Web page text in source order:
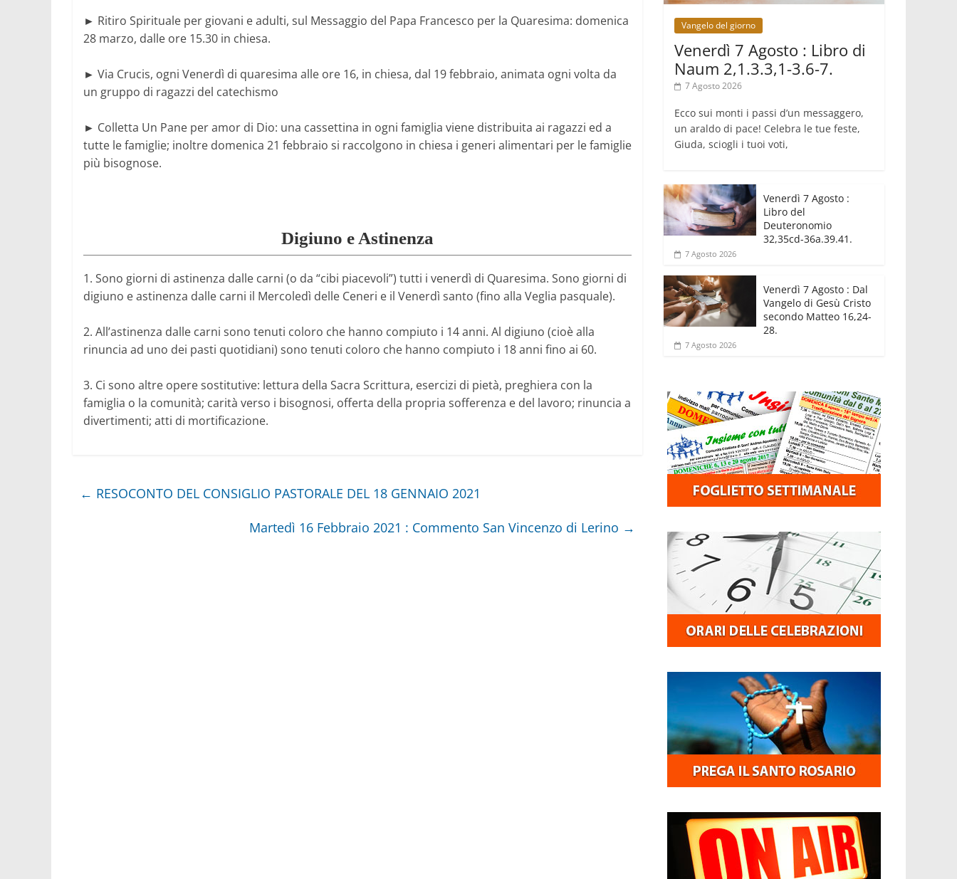
► Ritiro Spirituale per giovani e adulti, sul Messaggio del Papa Francesco per la Quaresima: domenica
28 marzo, dalle ore 15.30 in chiesa.
► Via Crucis, ogni Venerdì di quaresima alle ore 16, in chiesa, dal 19 febbraio, animata ogni volta da
un gruppo di ragazzi del catechismo
► Colletta Un Pane per amor di Dio: una cassettina in ogni famiglia viene distribuita ai ragazzi ed a
tutte le famiglie; inoltre domenica 21 febbraio si raccolgono in chiesa i generi alimentari per le famiglie
più bisognose.
Digiuno e Astinenza
1. Sono giorni di astinenza dalle carni (o da “cibi piacevoli”) tutti i venerdì di Quaresima. Sono giorni di
digiuno e astinenza dalle carni il Mercoledì delle Ceneri e il Venerdì santo (fino alla Veglia pasquale).
2. All’astinenza dalle carni sono tenuti coloro che hanno compiuto i 14 anni. Al digiuno (cioè alla
rinuncia ad uno dei pasti quotidiani) sono tenuti coloro che hanno compiuto i 18 anni fino ai 60.
3. Ci sono altre opere sostitutive: lettura della Sacra Scrittura, esercizi di pietà, preghiera con la
famiglia o la comunità; carità verso i bisognosi, offerta della propria sofferenza e del lavoro; rinuncia a
divertimenti; atti di mortificazione.
← RESOCONTO DEL CONSIGLIO PASTORALE DEL 18 GENNAIO 2021
Martedì 16 Febbraio 2021 : Commento San Vincenzo di Lerino →
Parolin conclude il viaggio in
Messico: "La pace inizia con
l'empatia per il dolore altrui"
07.08.2026
Uruguay, il presidente dei vescovi: la
visita del Papa dono per tutto il
Paese
Vangelo del giorno
Venerdì 7 Agosto : Libro di
Naum 2,1.3.3,1-3.6-7.
7 Agosto 2026
Ecco sui monti i passi d’un messaggero,
un araldo di pace! Celebra le tue feste,
Giuda, sciogli i tuoi voti,
Venerdì 7 Agosto :
Libro del
Deuteronomio
32,35cd-36a.39.41.
7 Agosto 2026
Venerdì 7 Agosto : Dal
Vangelo di Gesù Cristo
secondo Matteo 16,24-
28.
7 Agosto 2026